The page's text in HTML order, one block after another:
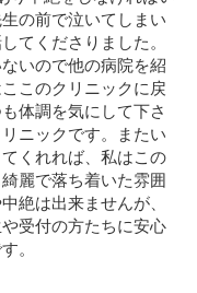
の前で泣いてしまい
てくださりました。
いので他の病院を紹
このクリニックに戻
体調を気にして下さ
ニックです。またい
くれれば、私はこの
麗で落ち着いた雰囲
絶は出来ませんが、
受付の方たちに安心
。